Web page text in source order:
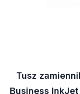
Tusz
Business